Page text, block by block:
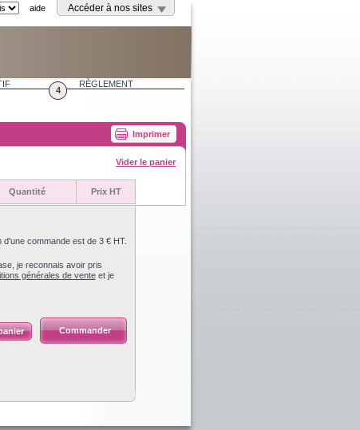
aide Accéder à nos sites
4
RÈGLEMENT
Imprimer
Vider le panier
Quantité Prix HT
d'une commande est de 3 € HT.
je reconnais avoir pris
générales de venteet je
Commander